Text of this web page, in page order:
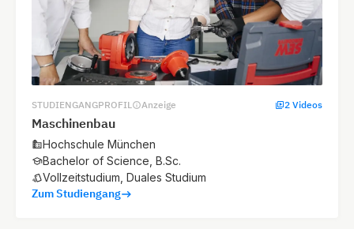
STUDIENGANGPROFIL Anzeige 2 Videos
Maschinenbau
Hochschule München
Bachelor of Science, B.Sc.
Vollzeitstudium, Duales Studium
Zum Studiengang